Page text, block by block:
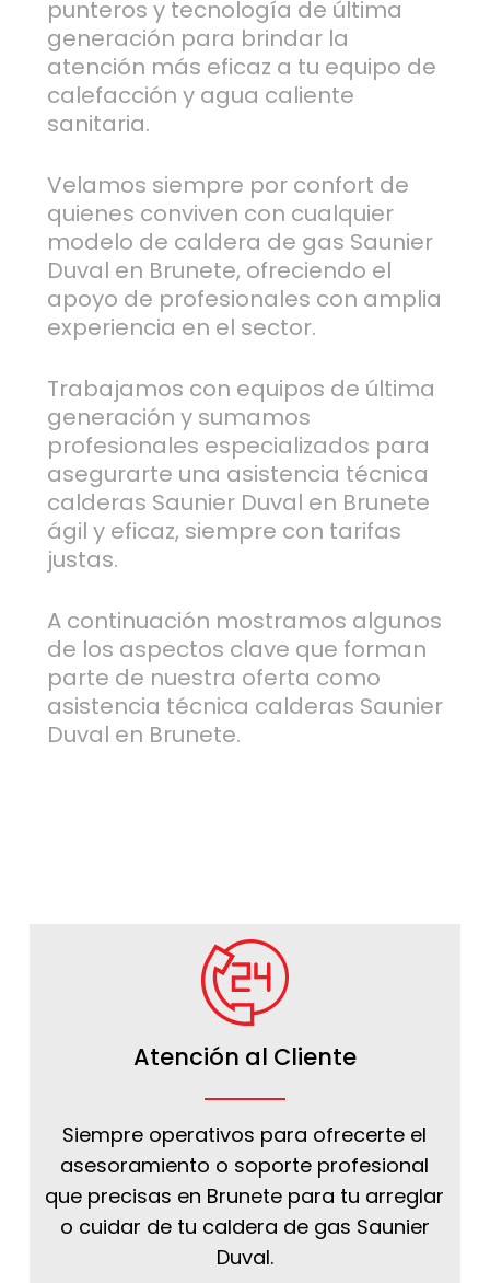
punteros y tecnología de última
generación para brindar la
atención más eficaz a tu equipo de
calefacción y agua caliente
sanitaria.
Velamos siempre por confort de
quienes conviven con cualquier
modelo de caldera de gas Saunier
Duval en Brunete, ofreciendo el
apoyo de profesionales con amplia
experiencia en el sector.
Trabajamos con equipos de última
generación y sumamos
profesionales especializados para
asegurarte una asistencia técnica
calderas Saunier Duval en Brunete
ágil y eficaz, siempre con tarifas
justas.
A continuación mostramos algunos
de los aspectos clave que forman
parte de nuestra oferta como
asistencia técnica calderas Saunier
Duval en Brunete.
Atención al Cliente
Siempre operativos para ofrecerte el
asesoramiento o soporte profesional
que precisas en Brunete para tu arreglar
o cuidar de tu caldera de gas Saunier
Duval.